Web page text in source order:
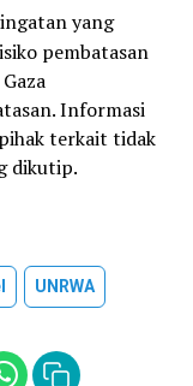
yang
pembatasan
Informasi
terkait tidak
dikutip.
UNRWA